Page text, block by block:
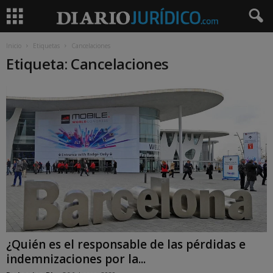
Inicio Etiquetas Cancelaciones
Etiqueta: Cancelaciones
¿Quién es el responsable de las pérdidas e
indemnizaciones por la...